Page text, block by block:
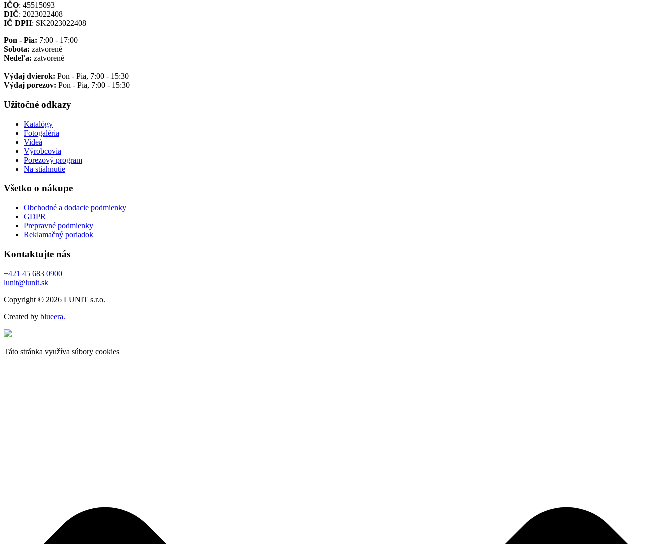
IČO: 45515093
DIČ: 2023022408
IČ DPH: SK2023022408
Pon - Pia: 7:00 - 17:00
Sobota: zatvorené
Nedeľa: zatvorené
Výdaj dvierok: Pon - Pia, 7:00 - 15:30
Výdaj porezov: Pon - Pia, 7:00 - 15:30
Užitočné odkazy
Katalógy
Fotogaléria
Videá
Výrobcovia
Porezový program
Na stiahnutie
Všetko o nákupe
Obchodné a dodacie podmienky
GDPR
Prepravné podmienky
Reklamačný poriadok
Kontaktujte nás
+421 45 683 0900
lunit@lunit.sk
Copyright © 2026 LUNIT s.r.o.
Created by blueera.
Táto stránka využíva súbory cookies